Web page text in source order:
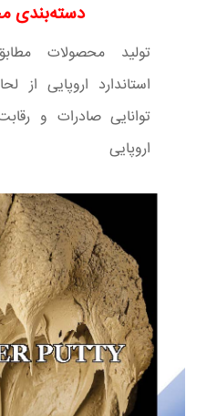
دسته‌بندی
تولید محصولات
استاندارد اروپایی
توانایی صادرات و
اروپایی